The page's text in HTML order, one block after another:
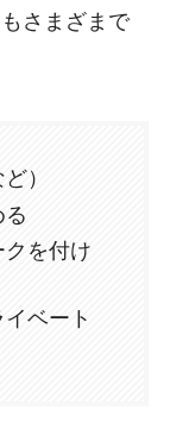
さまざまで
）
を付け
ベート